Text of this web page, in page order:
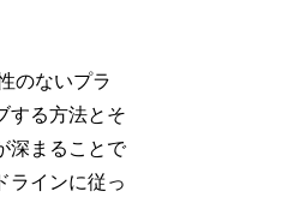
のないプラ
する方法とそ
深まることで
ラインに従っ